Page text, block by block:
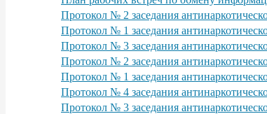
Протокол № 2 заседания
Протокол № 1 заседания
Протокол № 3 заседания
Протокол № 2 заседания
Протокол № 1 заседания
Протокол № 4 заседания
Протокол № 3 заседания